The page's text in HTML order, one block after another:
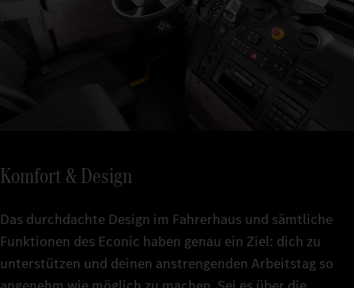
Komfort & Design
Das durchdachte Design im Fahrerhaus und sämtliche
Funktionen des Econic haben genau ein Ziel: dich zu
unterstützen und deinen anstrengenden Arbeitstag so